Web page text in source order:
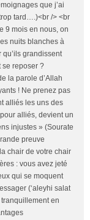
que j’ai
tard….)<br /> <br
9 mois en nous, on
nuits blanches à
grandissent
se reposer ?
la parole d’Allah
! Ne prenez pas
alliés les uns des
alliés, devient un
injustes » (Sourate
preuve
chair de votre chair
: vous avez jeté
qui se moquent
(‘aleyhi salat
en